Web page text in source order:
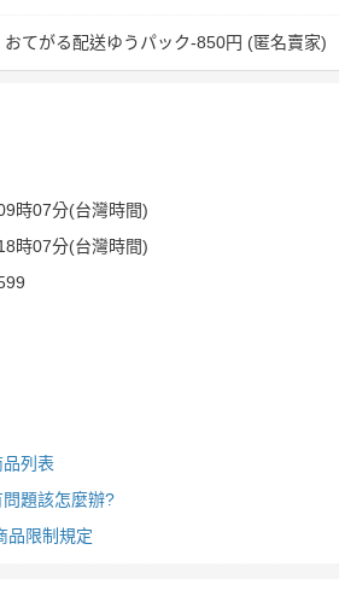
おてがる配送ゆうパック-850円 (匿名賣家)
時07分(台灣時間)
時07分(台灣時間)
列表
題該怎麼辦?
品限制規定